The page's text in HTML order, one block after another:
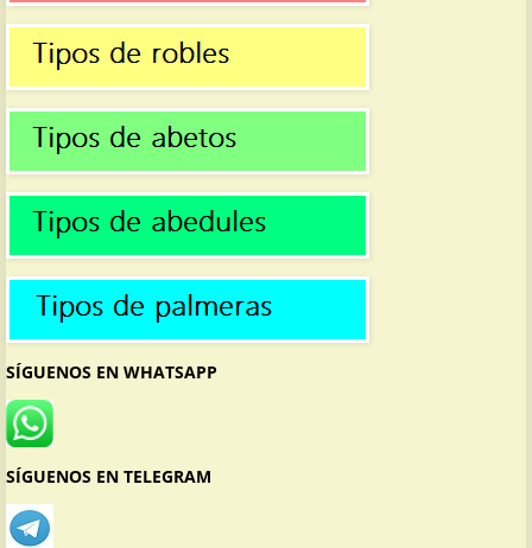
SÍGUENOS EN WHATSAPP
SÍGUENOS EN TELEGRAM